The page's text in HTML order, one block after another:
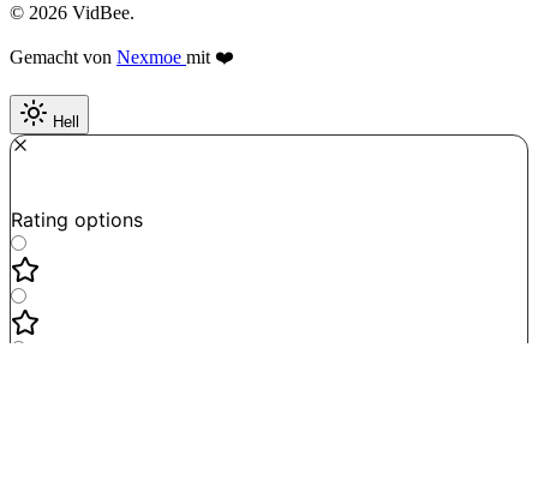
© 2026 VidBee.
Gemacht von Nexmoe mit ❤️
Hell
Rating options